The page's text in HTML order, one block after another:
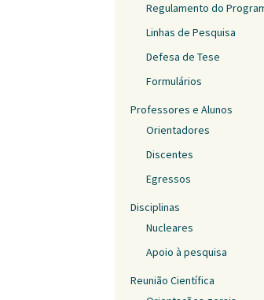
Regulamento do
Linhas de Pesquisa
Defesa de Tese
Formulários
Professores e Alunos
Orientadores
Discentes
Egressos
Disciplinas
Nucleares
Apoio à pesquisa
Reunião Científica